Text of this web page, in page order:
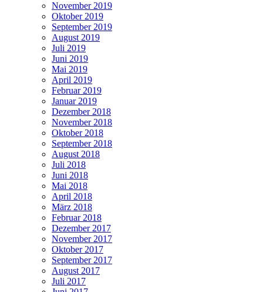
November 2019
Oktober 2019
September 2019
August 2019
Juli 2019
Juni 2019
Mai 2019
April 2019
Februar 2019
Januar 2019
Dezember 2018
November 2018
Oktober 2018
September 2018
August 2018
Juli 2018
Juni 2018
Mai 2018
April 2018
März 2018
Februar 2018
Dezember 2017
November 2017
Oktober 2017
September 2017
August 2017
Juli 2017